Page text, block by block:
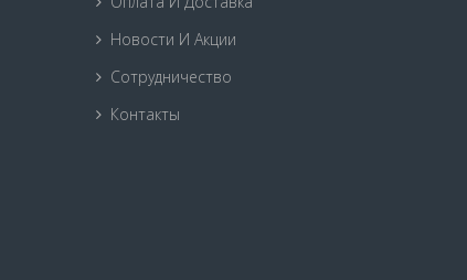
Новости И Акции
Сотрудничество
Контакты